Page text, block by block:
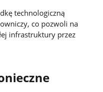
technologiczną
co pozwoli na
infrastruktury przez